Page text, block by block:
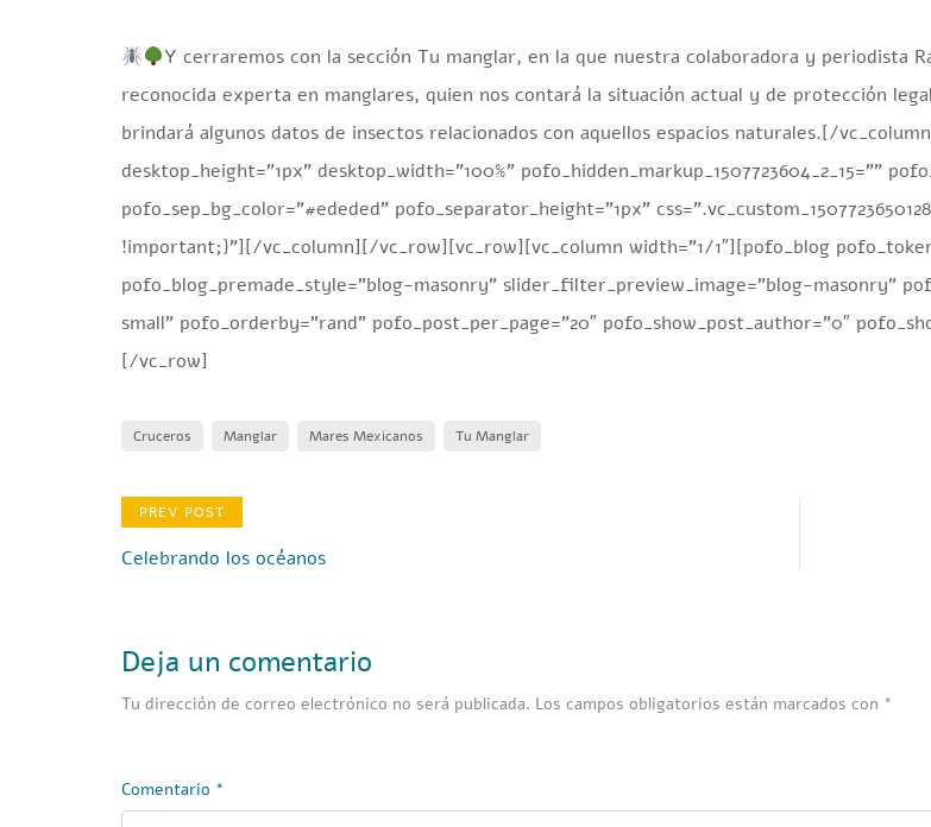
Y cerraremos con la sección Tu manglar, en la que nuestra colaboradora y periodista
reconocida experta en manglares, quien nos contará la situación actual y de protección
brindará algunos datos de insectos relacionados con aquellos espacios naturales.[/
desktop_height=”1px” desktop_width=”100%” pofo_hidden_markup_1507723604_2_15=””
pofo_sep_bg_color=”#ededed” pofo_separator_height=”1px”
!important;}”][/vc_column][/vc_row][vc_row][vc_column width=”1/1″][pofo_blog
pofo_blog_premade_style=”blog-masonry” slider_filter_preview_image=”blog-masonry”
small” pofo_orderby=”rand” pofo_post_per_page=”20″ pofo_show_post_author=”0″
[/vc_row]
Cruceros Manglar Mares Mexicanos Tu Manglar
PREV POST
Celebrando los océanos
Deja un comentario
Tu dirección de correo electrónico no será publicada. Los campos obligatorios están marcados con *
Comentario *